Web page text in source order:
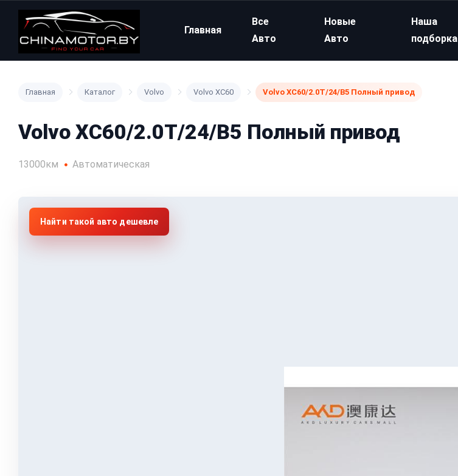
Главная
Все
Авто
Новые
Авто
Наша
подборка
Главная Каталог Volvo Volvo XC60 Volvo XC60/2.0T/24/B5 Полный привод
Volvo XC60/2.0T/24/B5 Полный привод
13000км Автоматическая
Найти такой авто дешевле